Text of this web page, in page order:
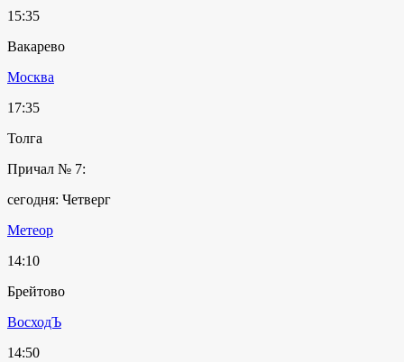
15:35
Вакарево
Москва
17:35
Толга
Причал № 7:
сегодня: Четверг
Метеор
14:10
Брейтово
ВосходЪ
14:50